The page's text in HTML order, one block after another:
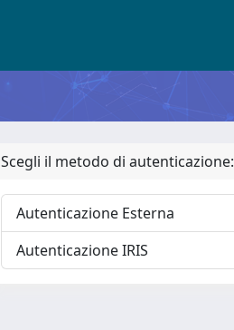
Scegli il metodo di autenticazione:
Autenticazione Esterna
Autenticazione IRIS